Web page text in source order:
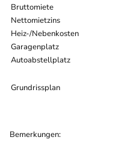
Bruttomiete
Nettomietzins
Heiz-/Nebenkosten
Garagenplatz
Autoabstellplatz
Grundrissplan
Bemerkungen: